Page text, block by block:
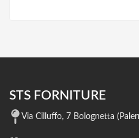
STS FORNITURE
Via Cilluffo, 7 Bolognetta